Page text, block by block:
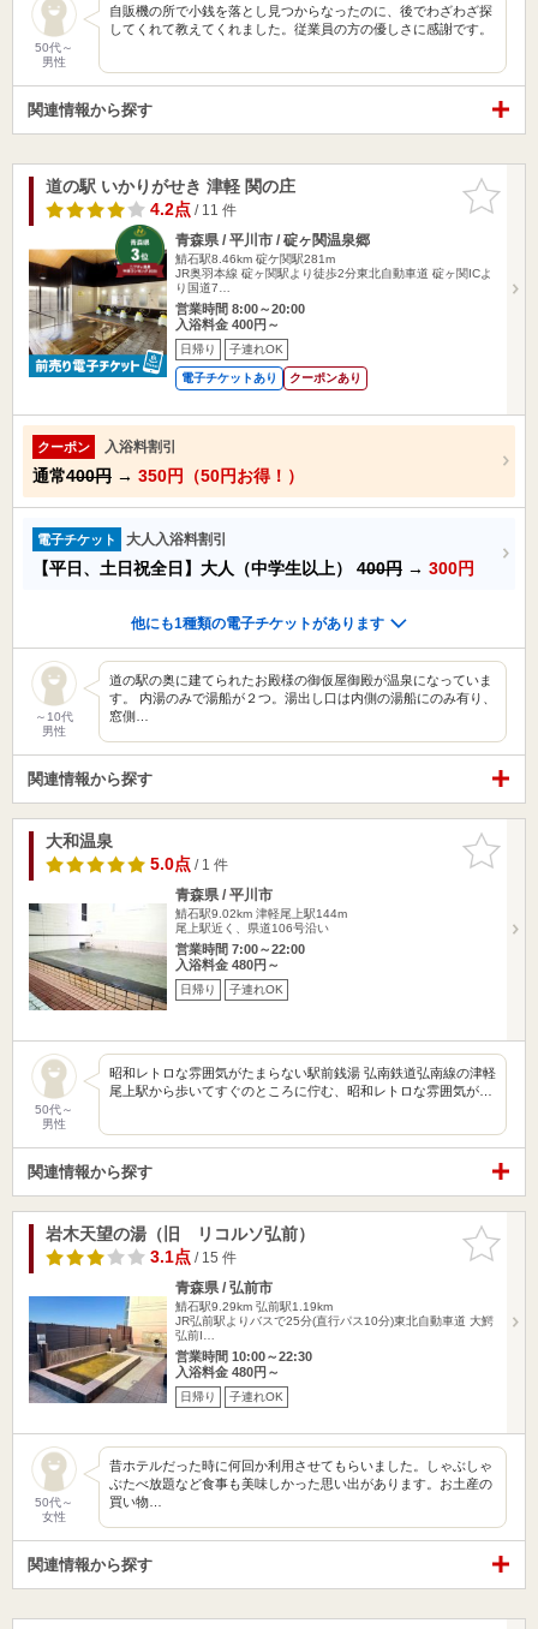
50代～
男性
自販機の所で小銭を落とし見つからなったのに、後でわざわざ探
してくれて教えてくれました。従業員の方の優しさに感謝です。
関連情報から探す
お気に入
りに追加
道の駅 いかりがせき 津軽 関の庄
4.2点/ 11 件
青森県 / 平川市 / 碇ヶ関温泉郷
鯖石駅8.46km 碇ケ関駅281m
JR奥羽本線 碇ヶ関駅より徒歩2分東北自動車道 碇ヶ関ICよ
り国道7…
営業時間 8:00～20:00
入浴料金 400円～
日帰り 子連れOK
電子チケットあり クーポンあり
クーポン 入浴料割引
通常400円 → 350円（50円お得！）
電子チケット 大人入浴料割引
【平日、土日祝全日】大人（中学生以上） 400円 → 300円
他にも1種類の電子チケットがあります
～10代
男性
道の駅の奥に建てられたお殿様の御仮屋御殿が温泉になっていま
す。 内湯のみで湯船が２つ。湯出し口は内側の湯船にのみ有り、
窓側…
関連情報から探す
お気に入
りに追加
大和温泉
5.0点/ 1 件
青森県 / 平川市
鯖石駅9.02km 津軽尾上駅144m
尾上駅近く、県道106号沿い
営業時間 7:00～22:00
入浴料金 480円～
日帰り 子連れOK
50代～
男性
昭和レトロな雰囲気がたまらない駅前銭湯 弘南鉄道弘南線の津軽
尾上駅から歩いてすぐのところに佇む、昭和レトロな雰囲気が…
関連情報から探す
お気に入
りに追加
岩木天望の湯（旧 リコルソ弘前）
3.1点/ 15 件
青森県 / 弘前市
鯖石駅9.29km 弘前駅1.19km
JR弘前駅よりバスで25分(直行パス10分)東北自動車道 大鰐
弘前I…
営業時間 10:00～22:30
入浴料金 480円～
日帰り 子連れOK
50代～
女性
昔ホテルだった時に何回か利用させてもらいました。しゃぶしゃ
ぶたべ放題など食事も美味しかった思い出があります。お土産の
買い物…
関連情報から探す